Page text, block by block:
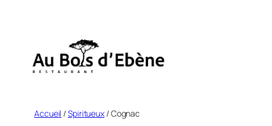
contenu
Accueil /Spiritueux / Cognac